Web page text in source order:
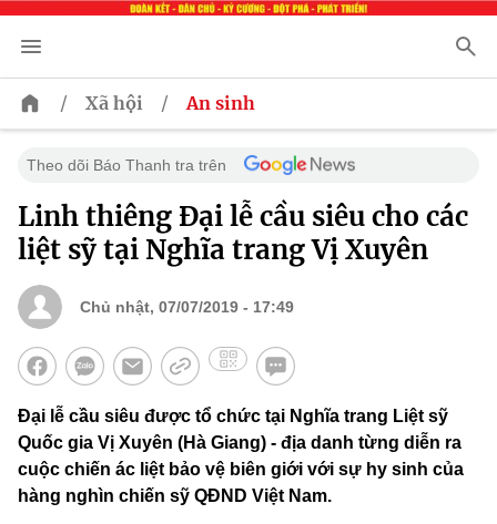
/ Xã hội / An sinh
Theo dõi Báo Thanh tra trên
Linh thiêng Đại lễ cầu siêu cho các
liệt sỹ tại Nghĩa trang Vị Xuyên
Chủ nhật, 07/07/2019 - 17:49
Đại lễ cầu siêu được tổ chức tại Nghĩa trang Liệt sỹ
Quốc gia Vị Xuyên (Hà Giang) - địa danh từng diễn ra
cuộc chiến ác liệt bảo vệ biên giới với sự hy sinh của
hàng nghìn chiến sỹ QĐND Việt Nam.